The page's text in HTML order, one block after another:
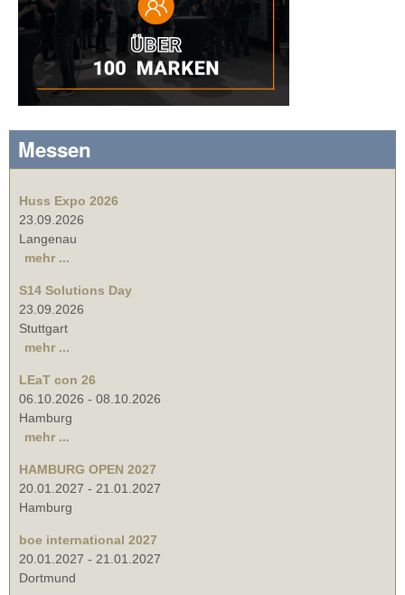
Messen
Huss Expo 2026
23.09.2026
Langenau
mehr ...
S14 Solutions Day
23.09.2026
Stuttgart
mehr ...
LEaT con 26
06.10.2026 - 08.10.2026
Hamburg
mehr ...
HAMBURG OPEN 2027
20.01.2027 - 21.01.2027
Hamburg
boe international 2027
20.01.2027 - 21.01.2027
Dortmund